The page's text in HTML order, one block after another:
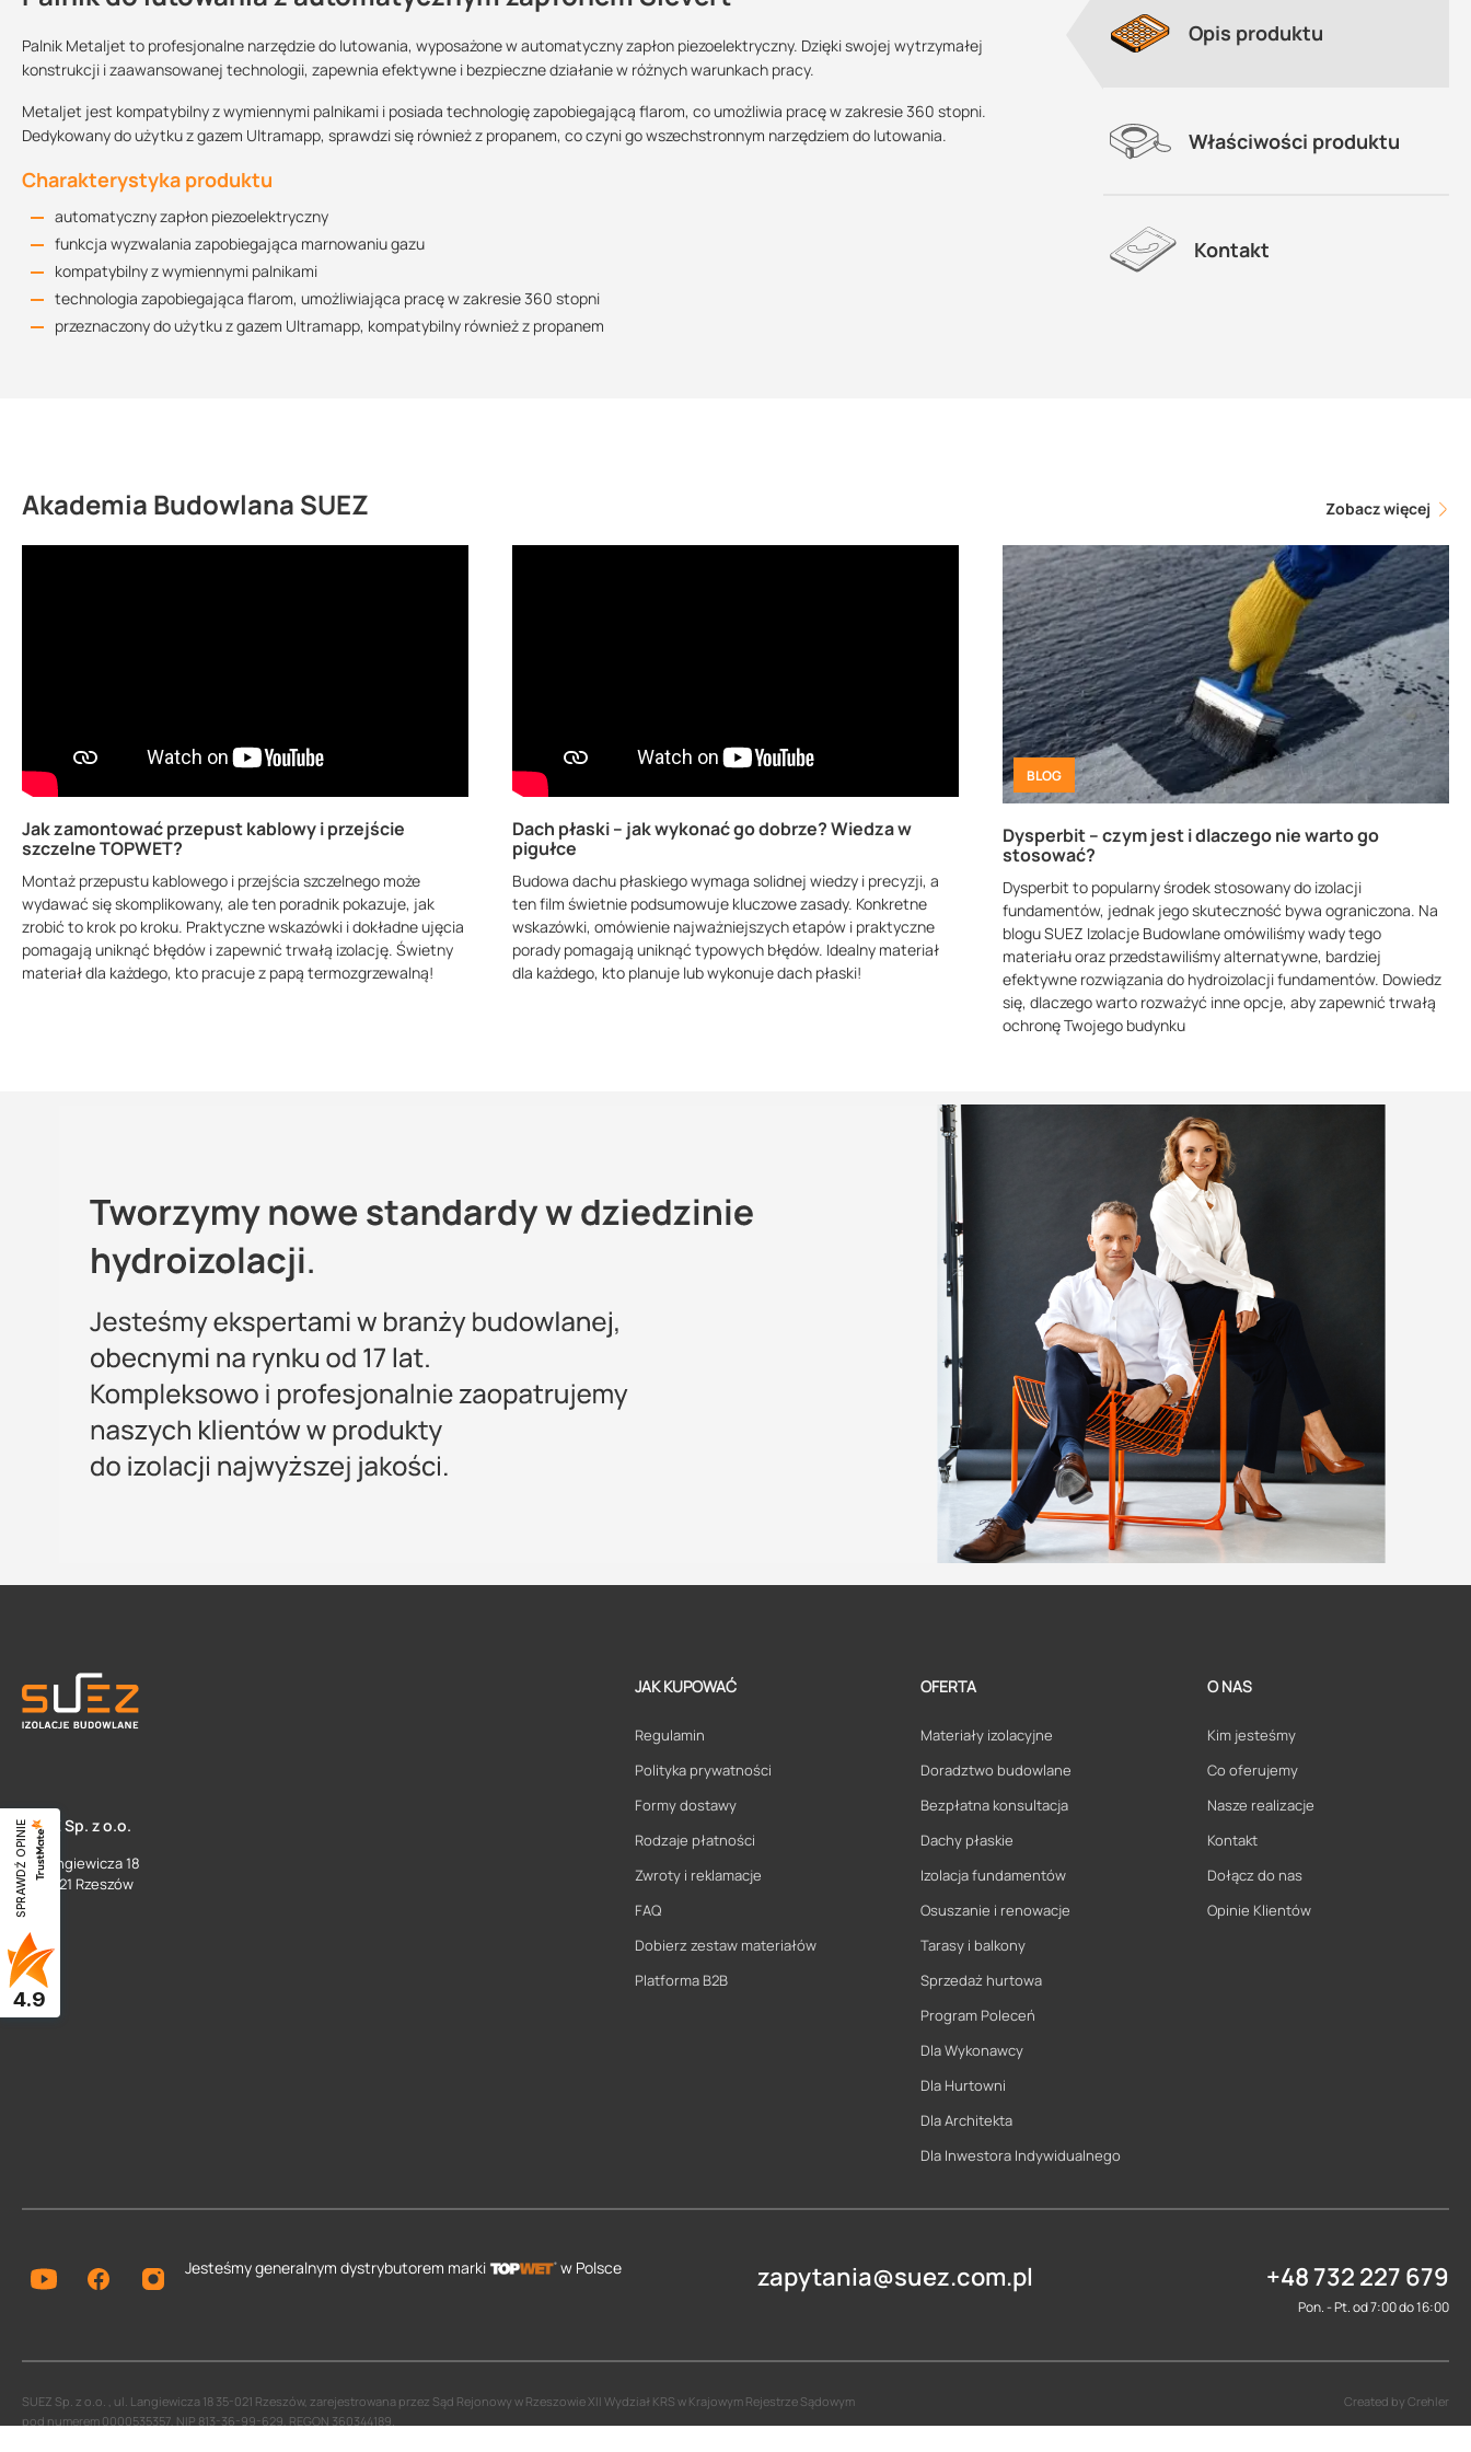
Palnik Metaljet to profesjonalne narzędzie do lutowania, wyposażone w automatyczny zapłon piezoelektryczny. Dzięki swojej wytrzymałej
konstrukcji i zaawansowanej technologii, zapewnia efektywne i bezpieczne działanie w różnych warunkach pracy.
Metaljet jest kompatybilny z wymiennymi palnikami i posiada technologię zapobiegającą flarom, co umożliwia pracę w zakresie 360 stopni.
Dedykowany do użytku z gazem Ultramapp, sprawdzi się również z propanem, co czyni go wszechstronnym narzędziem do lutowania.
Charakterystyka produktu
automatyczny zapłon piezoelektryczny
funkcja wyzwalania zapobiegająca marnowaniu gazu
kompatybilny z wymiennymi palnikami
technologia zapobiegająca flarom, umożliwiająca pracę w zakresie 360 stopni
przeznaczony do użytku z gazem Ultramapp, kompatybilny również z propanem
Sprzedajemy na:
sztuki
Podlega zwrotowi?:
tak
Maszy pytania lub wątpliwości?
Skontaktuj się z nami
kamil.swiercz@suez.com.pl
Opis produktu
Właściwości produktu
Kontakt
Akademia Budowlana SUEZ Zobacz więcej
Jak zamontować przepust kablowy i przejście
szczelne TOPWET?
Montaż przepustu kablowego i przejścia szczelnego może
wydawać się skomplikowany, ale ten poradnik pokazuje, jak
zrobić to krok po kroku. Praktyczne wskazówki i dokładne ujęcia
pomagają uniknąć błędów i zapewnić trwałą izolację. Świetny
materiał dla każdego, kto pracuje z papą termozgrzewalną!
Dach płaski – jak wykonać go dobrze? Wiedza w
pigułce
Budowa dachu płaskiego wymaga solidnej wiedzy i precyzji, a
ten film świetnie podsumowuje kluczowe zasady. Konkretne
wskazówki, omówienie najważniejszych etapów i praktyczne
porady pomagają uniknąć typowych błędów. Idealny materiał
dla każdego, kto planuje lub wykonuje dach płaski!
BLOG
Dysperbit – czym jest i dlaczego nie warto go
stosować?
Dysperbit to popularny środek stosowany do izolacji
fundamentów, jednak jego skuteczność bywa ograniczona. Na
blogu SUEZ Izolacje Budowlane omówiliśmy wady tego
materiału oraz przedstawiliśmy alternatywne, bardziej
efektywne rozwiązania do hydroizolacji fundamentów. Dowiedz
się, dlaczego warto rozważyć inne opcje, aby zapewnić trwałą
ochronę Twojego budynku
SUEZ Sp. z o.o.
ul. Langiewicza 18
35 - 021 Rzeszów
JAK KUPOWAĆ
Regulamin
Polityka prywatności
Formy dostawy
Rodzaje płatności
Zwroty i reklamacje
FAQ
Dobierz zestaw materiałów
Platforma B2B
OFERTA
Materiały izolacyjne
Doradztwo budowlane
Bezpłatna konsultacja
Dachy płaskie
Izolacja fundamentów
Osuszanie i renowacje
Tarasy i balkony
Sprzedaż hurtowa
Program Poleceń
Dla Wykonawcy
Dla Hurtowni
Dla Architekta
Dla Inwestora Indywidualnego
O NAS
Kim jesteśmy
Co oferujemy
Nasze realizacje
Kontakt
Dołącz do nas
Opinie Klientów
Jesteśmy generalnym dystrybutorem marki w Polsce zapytania@suez.com.pl +48 732 227 679
Pon. - Pt. od 7:00 do 16:00
SUEZ Sp. z o.o. , ul. Langiewicza 18 35-021 Rzeszów, zarejestrowana przez Sąd Rejonowy w Rzeszowie XII Wydział KRS w Krajowym Rejestrze Sądowym
pod numerem 0000535357, NIP 813-36-99-629, REGON 360344189.
Created by Crehler
SPRAWDŹ OPINIE
4.9